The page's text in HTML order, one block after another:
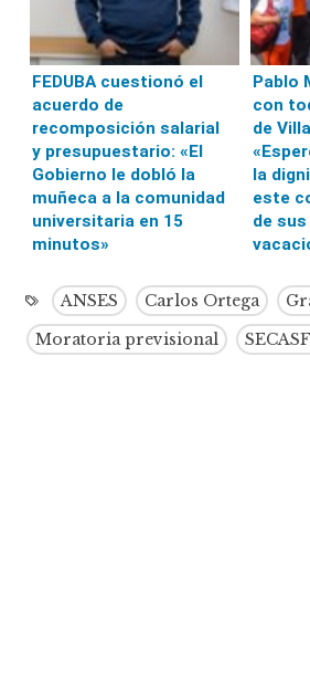
FEDUBA cuestionó el
acuerdo de
recomposición salarial
y presupuestario: «El
Gobierno le dobló la
muñeca a la comunidad
universitaria en 15
minutos»
Pablo
con
de
la
este
de
ANSES Carlos Ortega
Moratoria previsional